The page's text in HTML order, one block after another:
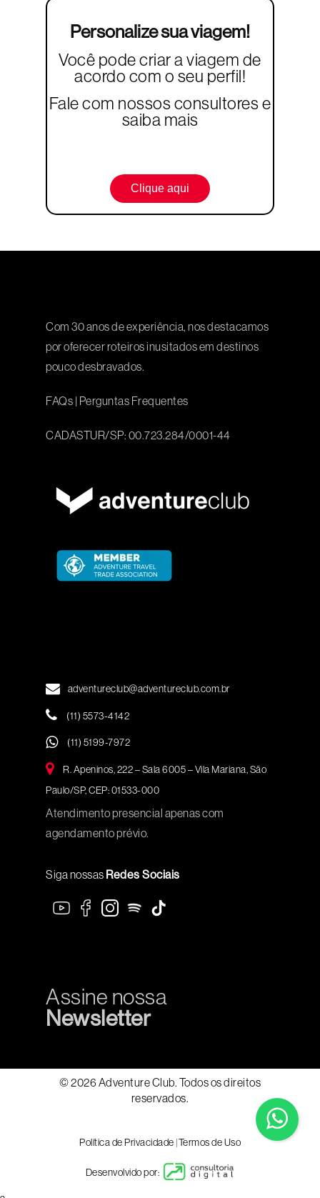
Personalize sua viagem!
Você pode criar a viagem de
acordo com o seu perfil!
Fale com nossos consultores e
saiba mais
Clique aqui
Com 30 anos de experiência, nos destacamos
por oferecer roteiros inusitados em destinos
pouco desbravados.
FAQs | Perguntas Frequentes
CADASTUR/SP: 00.723.284/0001-44
adventureclub@adventureclub.com.br
(11) 5573-4142
(11) 5199-7972
R. Apeninos, 222 – Sala 6005 – Vila Mariana, São
Paulo/SP, CEP: 01533-000
Atendimento presencial apenas com
agendamento prévio.
Siga nossas Redes Sociais
Assine nossa
Newsletter
© 2026 Adventure Club. Todos os direitos
reservados.
Política de Privacidade |Termos de Uso
Desenvolvido por: